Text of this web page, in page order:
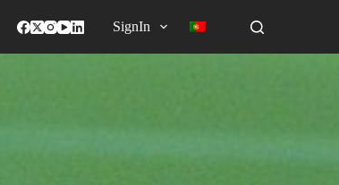
SignIn